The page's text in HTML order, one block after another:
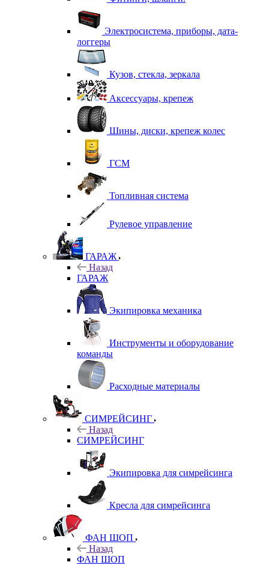
Электросистема, приборы, дата-
логгеры
Кузов, стекла, зеркала
Аксессуары, крепеж
Шины, диски, крепеж колес
ГСМ
Топливная система
Рулевое управление
ГАРАЖ
Назад
ГАРАЖ
Экипировка механика
Инструменты и оборудование
команды
Расходные материалы
СИМРЕЙСИНГ
Назад
СИМРЕЙСИНГ
Экипировка для симрейсинга
Кресла для симрейсинга
ФАН ШОП
Назад
ФАН ШОП